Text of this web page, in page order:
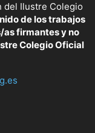
del Ilustre Colegio
de los trabajos
as firmantes y no
Colegio Oficial